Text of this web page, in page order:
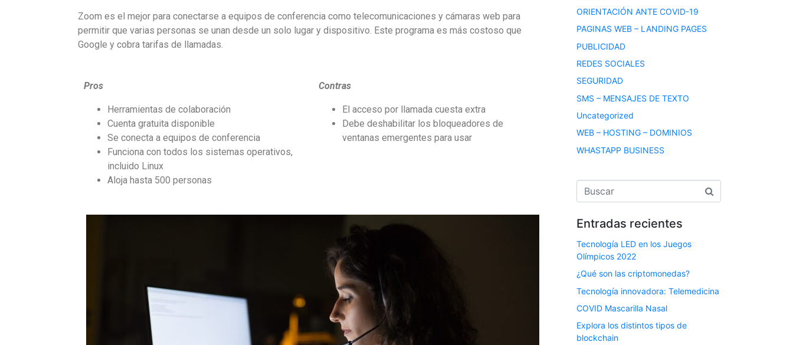
Zoom es el mejor para conectarse a equipos de conferencia como telecomunicaciones y cámaras web para
permitir que varias personas se unan desde un solo lugar y dispositivo. Este programa es más costoso que
Google y cobra tarifas de llamadas.
Pros
Herramientas de colaboración
Cuenta gratuita disponible
Se conecta a equipos de conferencia
Funciona con todos los sistemas operativos,
incluido Linux
Aloja hasta 500 personas
Contras
El acceso por llamada cuesta extra
Debe deshabilitar los bloqueadores de
ventanas emergentes para usar
ORIENTACIÓN ANTE COVID-19
PAGINAS WEB – LANDING PAGES
PUBLICIDAD
REDES SOCIALES
SEGURIDAD
SMS – MENSAJES DE TEXTO
Uncategorized
WEB – HOSTING – DOMINIOS
WHASTAPP BUSINESS
Entradas recientes
Tecnología LED en los Juegos
Olímpicos 2022
¿Qué son las criptomonedas?
Tecnología innovadora: Telemedicina
COVID Mascarilla Nasal
Explora los distintos tipos de
blockchain